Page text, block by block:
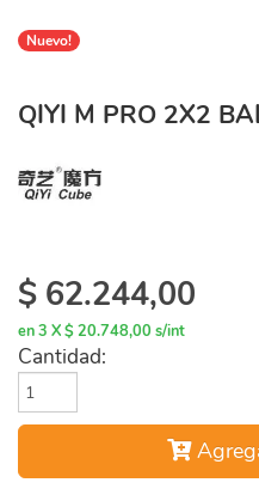
Nuevo!
QIYI M PRO 2X2
$ 62.244,00
en 3 X $ 20.748,00 s/int
Cantidad: